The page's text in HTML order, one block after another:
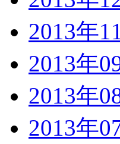
2013年
2013年
2013年
2013年